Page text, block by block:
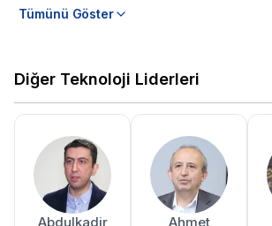
Tümünü Göster
Diğer Teknoloji Liderleri
Abdulkadir
Ahmet